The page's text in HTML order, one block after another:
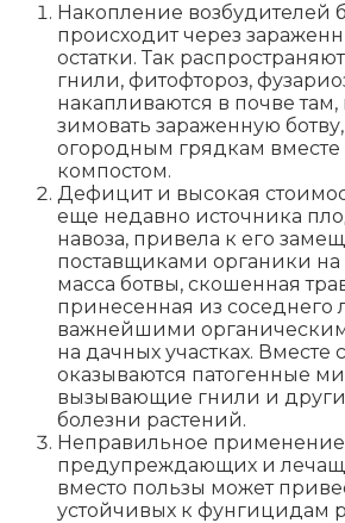
Накопление возбудителей
происходит через
остатки. Так
гнили, фитофтороз,
накапливаются в почве там,
зимовать зараженную
огородным грядкам
компостом.
Дефицит и высокая
еще недавно источника
навоза, привела к его
поставщиками органики на
масса ботвы, скошенная
принесенная из соседнего
важнейшими
на дачных участках. Вместе
оказываются патогенные
вызывающие гнили и
болезни растений.
Неправильное применение
предупреждающих и
вместо пользы может
устойчивых к фунгицидам